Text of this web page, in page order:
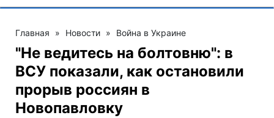
Главная » Новости » Война в Украине
"Не ведитесь на болтовню": в
ВСУ показали, как остановили
прорыв россиян в
Новопавловку